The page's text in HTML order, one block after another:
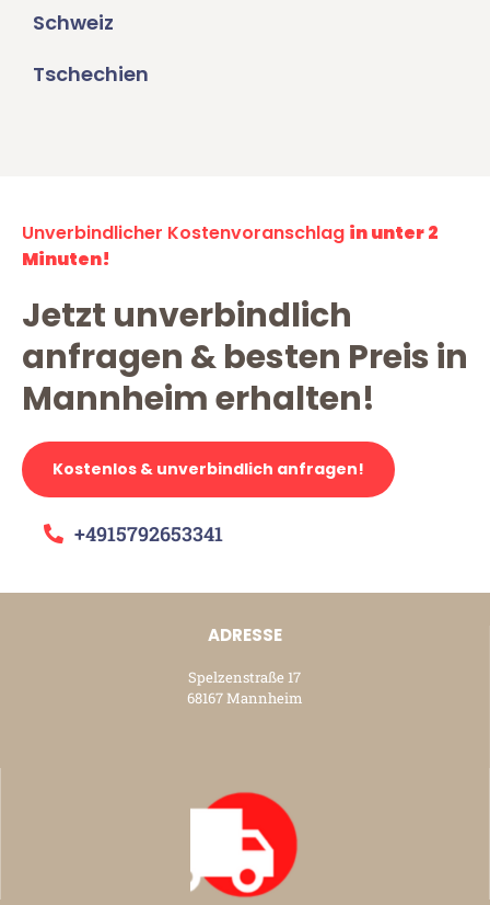
Schweiz
Tschechien
Unverbindlicher Kostenvoranschlag in unter 2
Minuten!
Jetzt unverbindlich
anfragen & besten Preis in
Mannheim erhalten!
Kostenlos & unverbindlich anfragen!
+4915792653341
ADRESSE
Spelzenstraße 17
68167 Mannheim